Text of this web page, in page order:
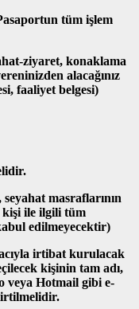
tüm işlem
ziyaret, konaklama
alacağınız
faaliyet belgesi)
masraflarının
kişi ile ilgili tüm
edilmeyecektir)
irtibat kurulacak
kişinin tam adı,
veya Hotmail gibi e-